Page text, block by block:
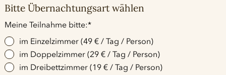
Bitte Übernachtungsart wählen
Pflichtfeld
Meine Teilnahme bitte:*
im Einzelzimmer (49 € / Tag / Person)
im Doppelzimmer (29 € / Tag / Person)
im Dreibettzimmer (19 € / Tag / Person)